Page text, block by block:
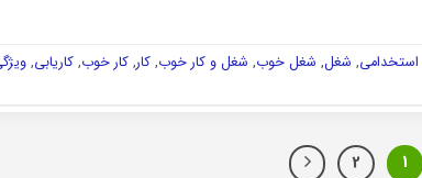
استخدامی, شغل, شغل خوب, شغل و کار خوب,کار,کار خوب,کاریابی,
1
2